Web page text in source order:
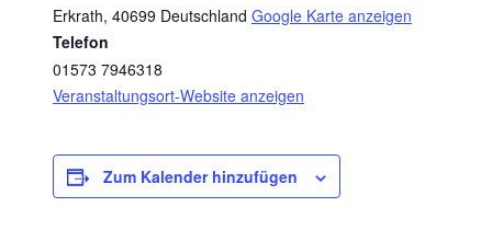
Erkrath, 40699 Deutschland Google Karte anzeigen
Telefon
01573 7946318
Veranstaltungsort-Website anzeigen
Zum Kalender hinzufügen